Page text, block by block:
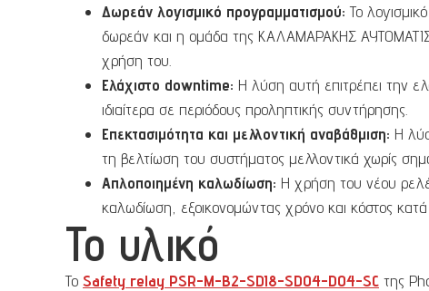
Δωρεάν λογισμικό προγραμματισμού: Το
δωρεάν και η ομάδα της ΚΑΛΑΜΑΡΑΚΗΣ
χρήση του.
Ελάχιστο downtime: Η λύση αυτή επιτρέπει την
ιδιαίτερα σε περιόδους προληπτικής συντήρησης.
Επεκτασιμότητα και μελλοντική αναβάθμιση: Η
τη βελτίωση του συστήματος μελλοντικά χωρίς
Απλοποιημένη καλωδίωση: Η χρήση του νέου
καλωδίωση, εξοικονομώντας χρόνο και κόστος
Το υλικό
Το Safety relay PSR-M-B2-SDI8-SDO4-DO4-SC της